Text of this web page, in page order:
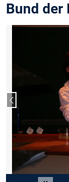
Bund der
Previous slide